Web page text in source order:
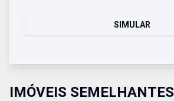
SIMULAR
IMÓVEIS SEMELHANTES